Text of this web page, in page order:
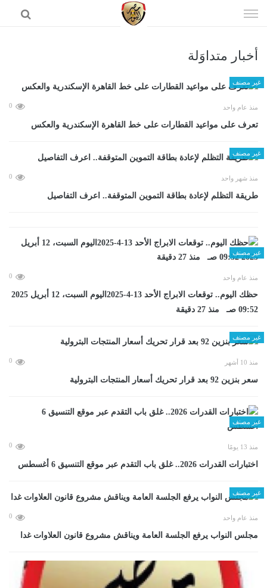
الى
أخبار متداوَلة
غير مصنف
منذ عام واحد 0
تعرف على مواعيد القطارات على خط القاهرة الإسكندرية والعكس
غير مصنف
منذ شهر واحد 0
طريقة التظلم لإعادة بطاقة التموين المتوقفة.. اعرف التفاصيل
غير مصنف
منذ عام واحد 0
حظك اليوم.. توقعات الابراج الأحد 13-4-2025اليوم السبت، 12 أبريل 2025
09:52 صـ منذ 27 دقيقة
غير مصنف
منذ 10 أشهر 0
سعر بنزين 92 بعد قرار تحريك أسعار المنتجات البترولية
غير مصنف
منذ 13 يومًا 0
اختبارات القدرات 2026.. غلق باب التقدم عبر موقع التنسيق 6 أغسطس
غير مصنف
منذ عام واحد 0
مجلس النواب يرفع الجلسة العامة ويناقش مشروع قانون العلاوات غدا